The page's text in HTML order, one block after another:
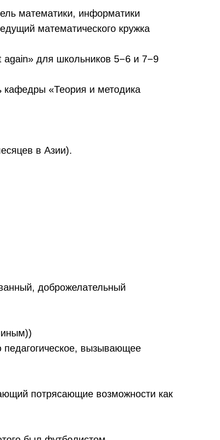
математики, информатики
математического кружка
для школьников 5−6 и 7−9
кафедры «Теория и методика
в Азии).
доброжелательный
иным))
педагогическое, вызывающее
потрясающие возможности как